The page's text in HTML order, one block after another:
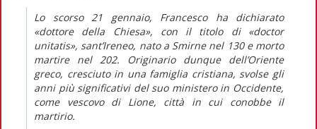
Lo scorso 21 gennaio, Francesco ha dichiarato
«dottore della Chiesa», con il titolo di «doctor
unitatis», sant’Ireneo, nato a Smirne nel 130 e morto
martire nel 202. Originario dunque dell’Oriente
greco, cresciuto in una famiglia cristiana, svolse gli
anni più significativi del suo ministero in Occidente,
come vescovo di Lione, città in cui conobbe il
martirio.